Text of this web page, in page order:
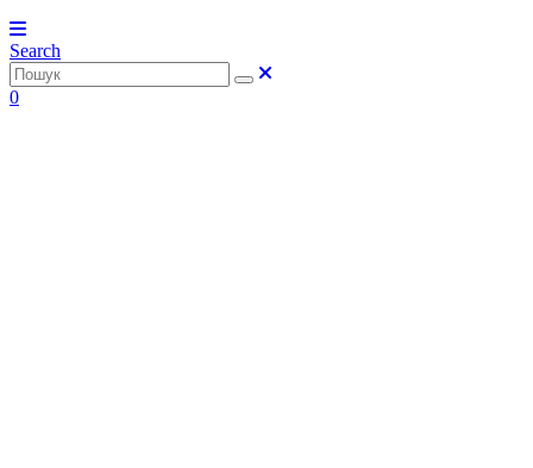
Search
0